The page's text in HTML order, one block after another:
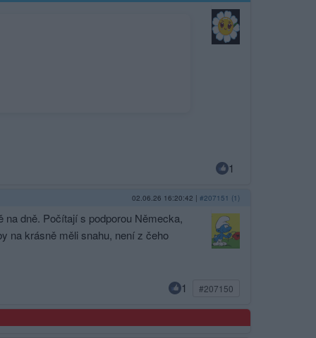
1
02.06.26 16:20:42 | #207151 (1)
na dně. Počítají s podporou Německa,
na krásně měli snahu, není z čeho
1 #207150